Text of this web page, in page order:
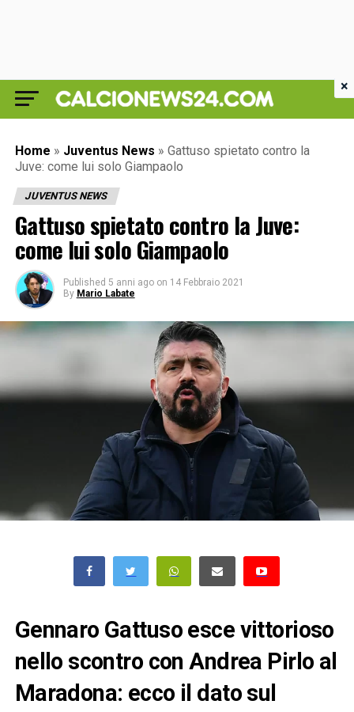
Home » Juventus News » Gattuso spietato contro la
Juve: come lui solo Giampaolo
JUVENTUS NEWS
Gattuso spietato contro la Juve:
come lui solo Giampaolo
Published 5 anni ago on 14 Febbraio 2021
By Mario Labate
Gennaro Gattuso esce vittorioso
nello scontro con Andrea Pirlo al
Maradona: ecco il dato sul
×